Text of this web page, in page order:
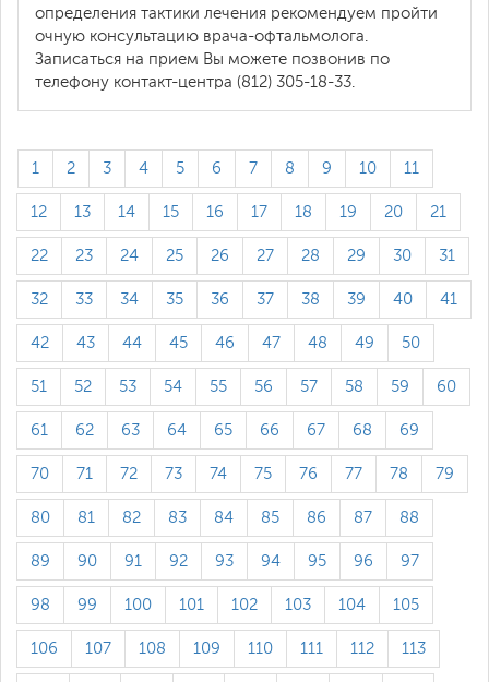
определения тактики лечения рекомендуем пройти
очную консультацию врача-офтальмолога.
Записаться на прием Вы можете позвонив по
телефону контакт-центра (812) 305-18-33.
1 2 3 4 5 6 7 8 9 10 11
12 13 14 15 16 17 18 19 20 21
22 23 24 25 26 27 28 29 30 31
32 33 34 35 36 37 38 39 40 41
42 43 44 45 46 47 48 49 50
51 52 53 54 55 56 57 58 59 60
61 62 63 64 65 66 67 68 69
70 71 72 73 74 75 76 77 78 79
80 81 82 83 84 85 86 87 88
89 90 91 92 93 94 95 96 97
98 99 100 101 102 103 104 105
106 107 108 109 110 111 112 113